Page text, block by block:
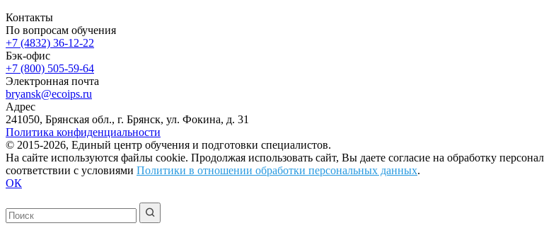
Контакты
По вопросам обучения
+7 (4832) 36-12-22
Бэк-офис
+7 (800) 505-59-64
Электронная почта
bryansk@ecoips.ru
Адрес
241050, Брянская обл., г. Брянск, ул. Фокина, д. 31
Политика конфиденциальности
© 2015-2026, Единый центр обучения и подготовки специалистов.
На сайте используются файлы cookie. Продолжая использовать сайт, Вы даете согласие на обработку
соответствии с условиями Политики в отношении обработки персональных данных.
ОК